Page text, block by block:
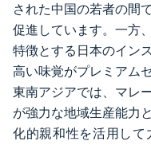
された中国の若者の間
促進しています。一方
特徴とする日本のイン
高い味覚がプレミアム
東南アジアでは、マレ
が強力な地域生産能力
化的親和性を活用して